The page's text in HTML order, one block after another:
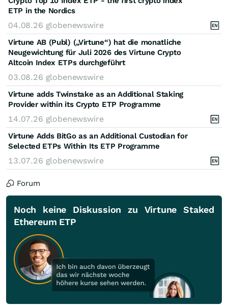
ETP in the Nordics
04.08.26 globenewswire
Virtune AB (Publ) („Virtune“) hat die monatliche
Neugewichtung für Juli 2026 des Virtune Crypto
Altcoin Index ETPs durchgeführt
03.08.26 globenewswire
Virtune adds Twinstake as an Additional Staking
Provider within its Crypto ETP Programme
14.07.26 globenewswire
Virtune Adds BitGo as an Additional Custodian for
Selected ETPs Within Its ETP Programme
13.07.26 globenewswire
Forum
Noch keine Diskussion zu Virtune Staked
Ethereum ETP